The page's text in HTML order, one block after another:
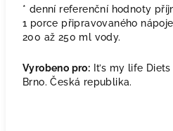
* denní referenční hodnoty
1 porce připravovaného
200 až 250 ml vody.
Vyrobeno pro: It’s my life
Brno. Česká republika.